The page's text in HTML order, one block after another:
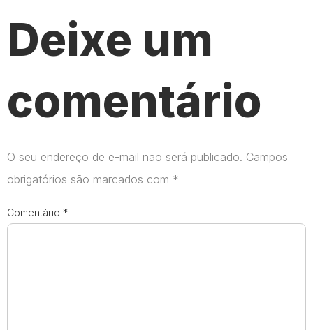
Deixe um
comentário
O seu endereço de e-mail não será publicado. Campos
obrigatórios são marcados com *
Comentário *